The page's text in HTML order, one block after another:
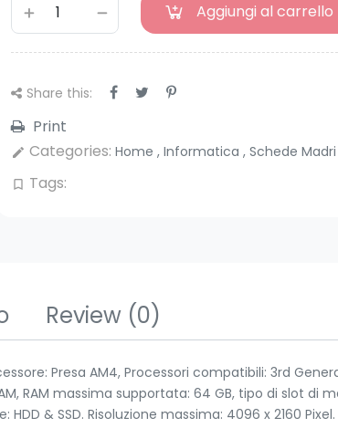
Aggiungi al carrello
Share this:
Print
edit Categories: Home , Informatica , Schede Madri
bookmark_border Tags:
Review (0)
Presa AM4, Processori compatibili: 3rd
RAM massima supportata: 64 GB, tipo di slot
HDD & SSD. Risoluzione massima: 4096 x 2160